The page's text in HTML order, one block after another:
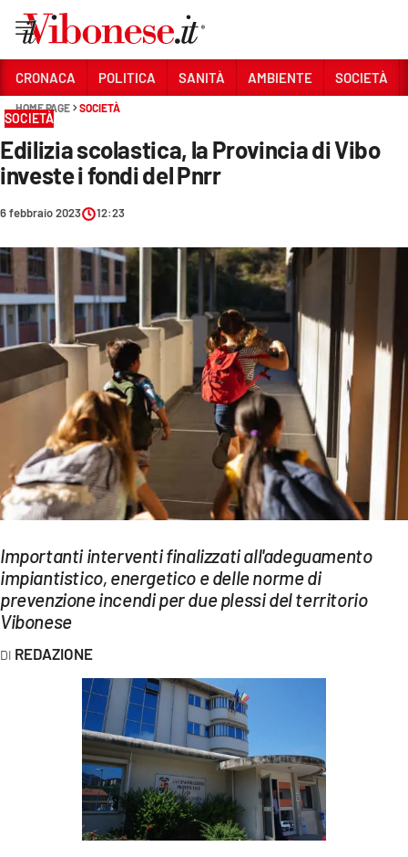
Sezioni
CRONACA
POLITICA
SANITÀ
AMBIENTE
SOCIETÀ
CULTURA
ECONOMIA E LAVORO
EVENTI
SPORT
Streaming
LAC NETWORK
LAC ONAIR
LACPLAY.IT
LACONAIR.IT
LACITYMAG.IT
CRONACA POLITICA SANITÀ AMBIENTE SOCIETÀ
HOME PAGE SOCIETÀ
SOCIETÀ
Edilizia scolastica, la Provincia di Vibo
investe i fondi del Pnrr
6 febbraio 2023 12:23
Importanti interventi finalizzati all'adeguamento
impiantistico, energetico e delle norme di
prevenzione incendi per due plessi del territorio
Vibonese
REDAZIONE